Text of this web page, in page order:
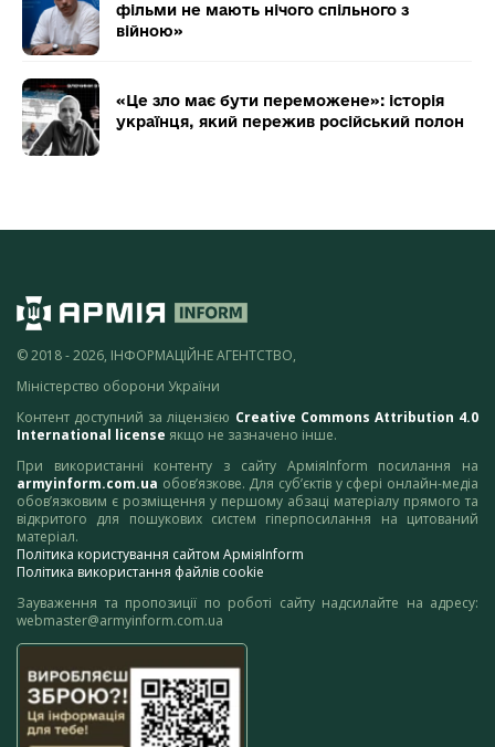
фільми не мають нічого спільного з
війною»
«Це зло має бути переможене»: історія
українця, який пережив російський полон
© 2018 - 2026, ІНФОРМАЦІЙНЕ АГЕНТСТВО,
Міністерство оборони України
Контент доступний за ліцензією Creative Commons Attribution 4.0
International license якщо не зазначено інше.
При використанні контенту з сайту АрміяInform посилання на
armyinform.com.ua обов’язкове. Для суб’єктів у сфері онлайн-медіа
обов’язковим є розміщення у першому абзаці матеріалу прямого та
відкритого для пошукових систем гіперпосилання на цитований
матеріал.
Політика користування сайтом АрміяInform
Політика використання файлів cookie
Зауваження та пропозиції по роботі сайту надсилайте на адресу:
webmaster@armyinform.com.ua